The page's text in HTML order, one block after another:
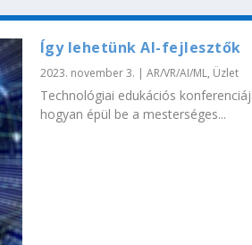
Így lehetünk AI-fejlesztők
2023. november 3. | AR/VR/AI/ML, Üzlet
Technológiai edukációs
hogyan épül be a mesterséges...